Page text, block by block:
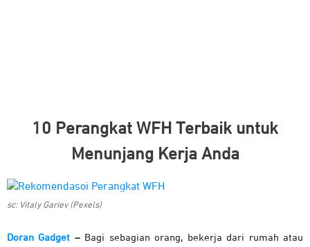
10 Perangkat WFH Terbaik untuk
Menunjang Kerja Anda
sc: Vitaly Gariev (Pexels)
Doran Gadget –Bagi sebagian orang, bekerja dari rumah atau